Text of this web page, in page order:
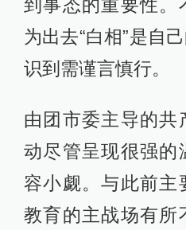
到事态的重要性。
为出去“白相”是自
识到需谨言慎行。
由团市委主导的共
动尽管呈现很强的
容小觑。与此前主
教育的主战场有所